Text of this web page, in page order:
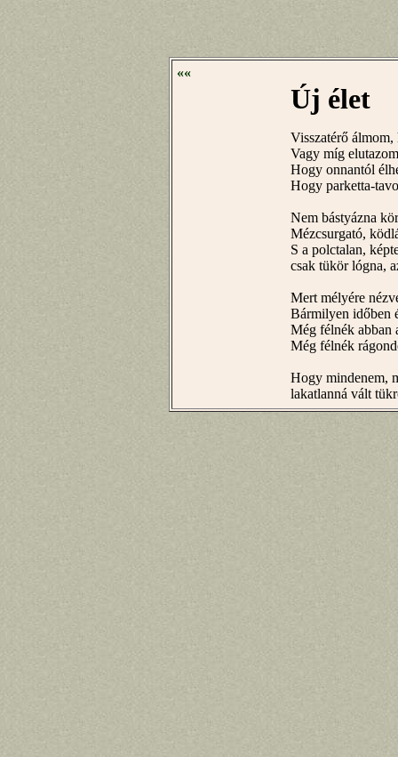
««
Új élet
Visszatérő álmom,
Vagy míg
Hogy onnantól
Hogy parketta-
Nem bástyázna
Mézcsurgató,
S a polctalan,
csak tükör lógna,
Mert mélyére
Bármilyen időben
Még félnék abban
Még félnék
Hogy mindenem,
lakatlanná vált